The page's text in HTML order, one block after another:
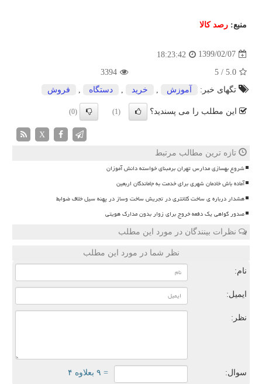
منبع: رصد كالا
1399/02/07
18:23:42
5.0
/
5
3394
تگهای خبر:
آموزش خرید دستگاه فروش
این مطلب را می پسندید؟ (1)
(0)
X
تازه ترین مطالب مرتبط
شروع بهسازی مدارس تهران برمبنای خواسته دانش آموزان
آماده باش خادمان شهری برای خدمت به جاماندگان اربعین
هشدار درباره ی ساخت کلانتری در تجریش ساخت وساز در پهنه سیل خلاف ضوابط
صدور گواهی یک دفعه خروج برای زوار بدون مدارک هویتی
نظرات بینندگان در مورد این مطلب
نظر شما در مورد این مطلب
نام:
ایمیل:
نظر:
سوال: = ۹ بعلاوه ۴